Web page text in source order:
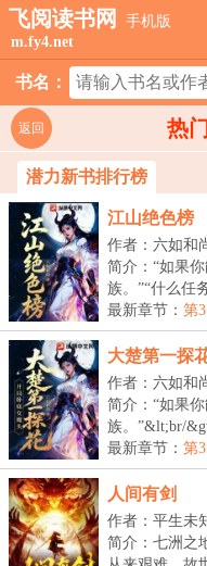
飞阅读书网
手机版
m.fy4.net
书名：
热
返回
潜力新书排行榜
江山绝色榜
作者：六如和
简介：“如果
族。”“什么任
最新章节： 第
大楚第一探
作者：六如和
简介：“如果
族。”&lt;br/
最新章节： 第
人间有剑
作者：平生未
简介：七洲之